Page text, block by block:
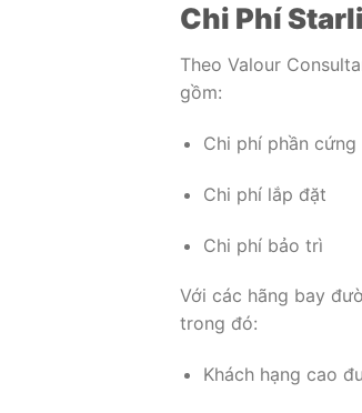
Chi Phí
Theo Valour
gồm:
Chi phí phần cứng
Chi phí lắp đặt
Chi phí bảo trì
Với các hãng bay
trong đó:
Khách hạng cao